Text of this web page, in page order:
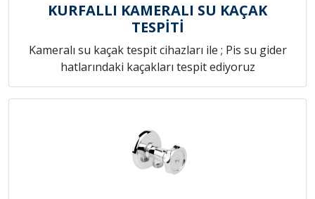
KURFALLI KAMERALI SU KAÇAK
TESPİTİ
Kameralı su kaçak tespit cihazları ile ; Pis su gider
hatlarındaki kaçakları tespit ediyoruz